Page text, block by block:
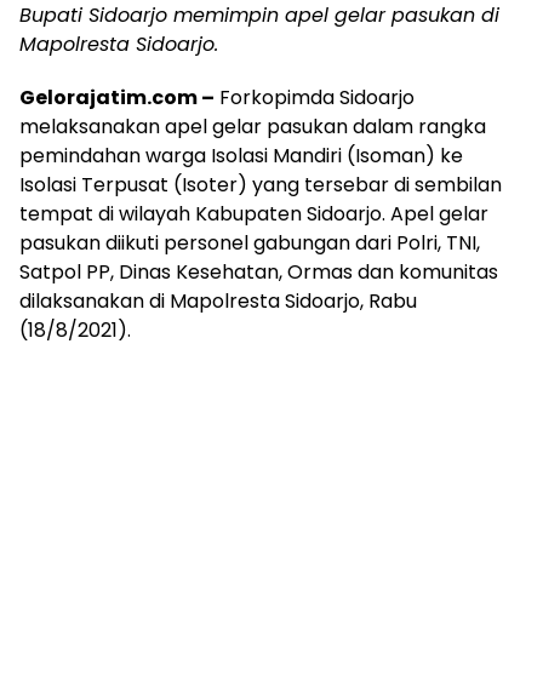
Bupati Sidoarjo memimpin apel gelar pasukan di
Mapolresta Sidoarjo.
Gelorajatim.com – Forkopimda Sidoarjo
melaksanakan apel gelar pasukan dalam rangka
pemindahan warga Isolasi Mandiri (Isoman) ke
Isolasi Terpusat (Isoter) yang tersebar di sembilan
tempat di wilayah Kabupaten Sidoarjo. Apel gelar
pasukan diikuti personel gabungan dari Polri, TNI,
Satpol PP, Dinas Kesehatan, Ormas dan komunitas
dilaksanakan di Mapolresta Sidoarjo, Rabu
(18/8/2021).